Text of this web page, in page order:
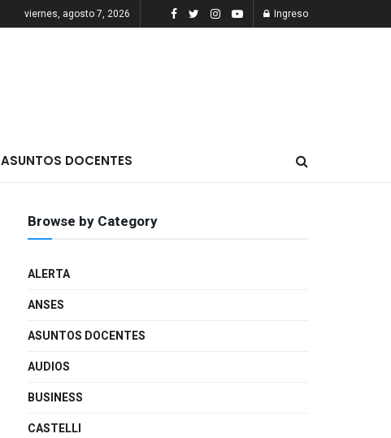
viernes, agosto 7, 2026 Ingreso
ASUNTOS DOCENTES
Browse by Category
ALERTA
ANSES
ASUNTOS DOCENTES
AUDIOS
BUSINESS
CASTELLI